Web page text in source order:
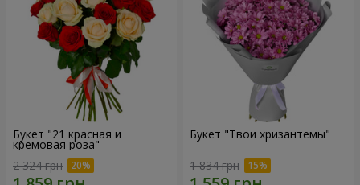
Букет "21 красная и
кремовая роза"
2 324 грн
Букет "Твои хризантемы"
1 834 грн